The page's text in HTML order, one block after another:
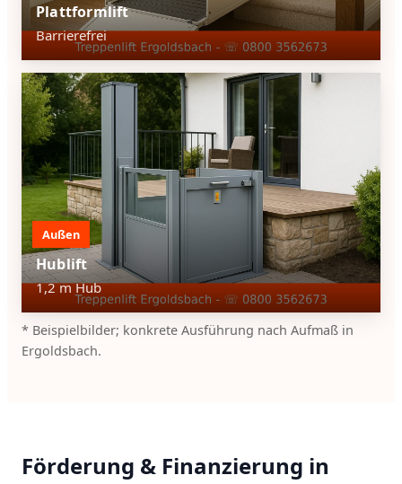
Plattformlift
Barrierefrei
Außen
Hublift
1,2 m Hub
* Beispielbilder; konkrete Ausführung nach Aufmaß in
Ergoldsbach.
Förderung & Finanzierung in